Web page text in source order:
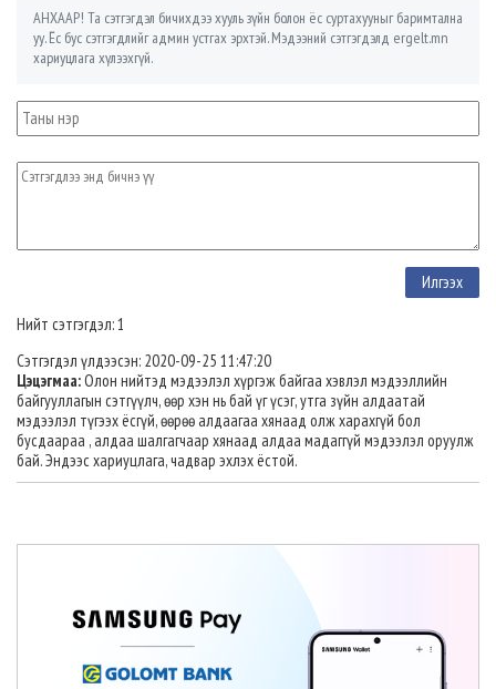
АНХААР! Та сэтгэгдэл бичихдээ хууль зүйн болон ёс суртахууныг баримтална
уу. Ёс бус сэтгэгдлийг админ устгах эрхтэй. Мэдээний сэтгэгдэлд ergelt.mn
хариуцлага хүлээхгүй.
Нийт сэтгэгдэл: 1
Сэтгэгдэл үлдээсэн: 2020-09-25 11:47:20
Цэцэгмаа:Олон нийтэд мэдээлэл хүргэж байгаа хэвлэл мэдээллийн
байгууллагын сэтгүүлч, өөр хэн нь бай үг үсэг, утга зүйн алдаатай
мэдээлэл түгээх ёсгүй, өөрөө алдаагаа хянаад олж харахгүй бол
бусдаараа , алдаа шалгагчаар хянаад алдаа мадаггүй мэдээлэл оруулж
бай. Эндээс хариуцлага, чадвар эхлэх ёстой.